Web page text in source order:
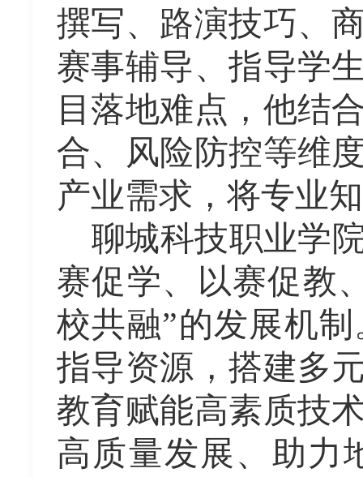
撰写、路演技巧、
赛事辅导、指导学
目落地难点，他结
合、风险防控等维
产业需求，将专业
聊城科技职业学
赛促学、 以赛促教
校共融”的发展机制
指导资源，搭建多
教育赋能高素质技
高质量发展、助力